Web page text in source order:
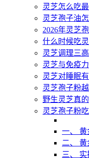
灵芝怎么吃
灵芝孢子油
2026年灵芝
什么时候吃
灵芝调理三高
灵芝与免疫力
灵芝对睡眠
灵芝孢子粉
野生灵芝真
灵芝孢子粉
一、 黄
二、 黄
三、